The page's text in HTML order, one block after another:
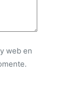
web en